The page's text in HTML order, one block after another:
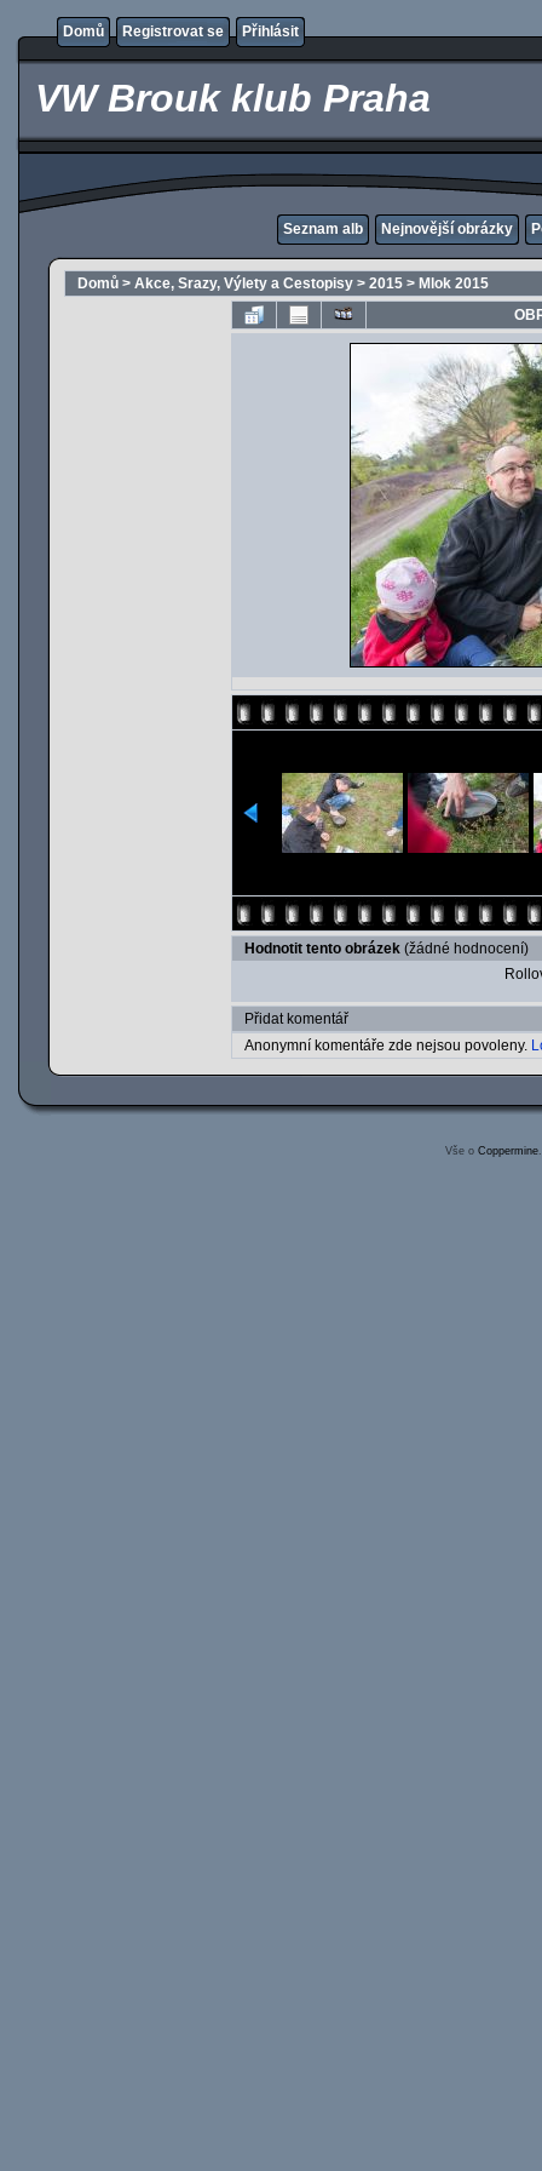
Domů Registrovat se Přihlásit
VW Brouk klub Praha
Seznam alb Nejnovější obrázky
Domů > Akce, Srazy, Výlety a Cestopisy > 2015 > Mlok 2015
Hodnotit tento obrázek (žádné hodnocení)
Přidat komentář
Anonymní komentáře zde nejsou povoleny.
Vše o Coppermine